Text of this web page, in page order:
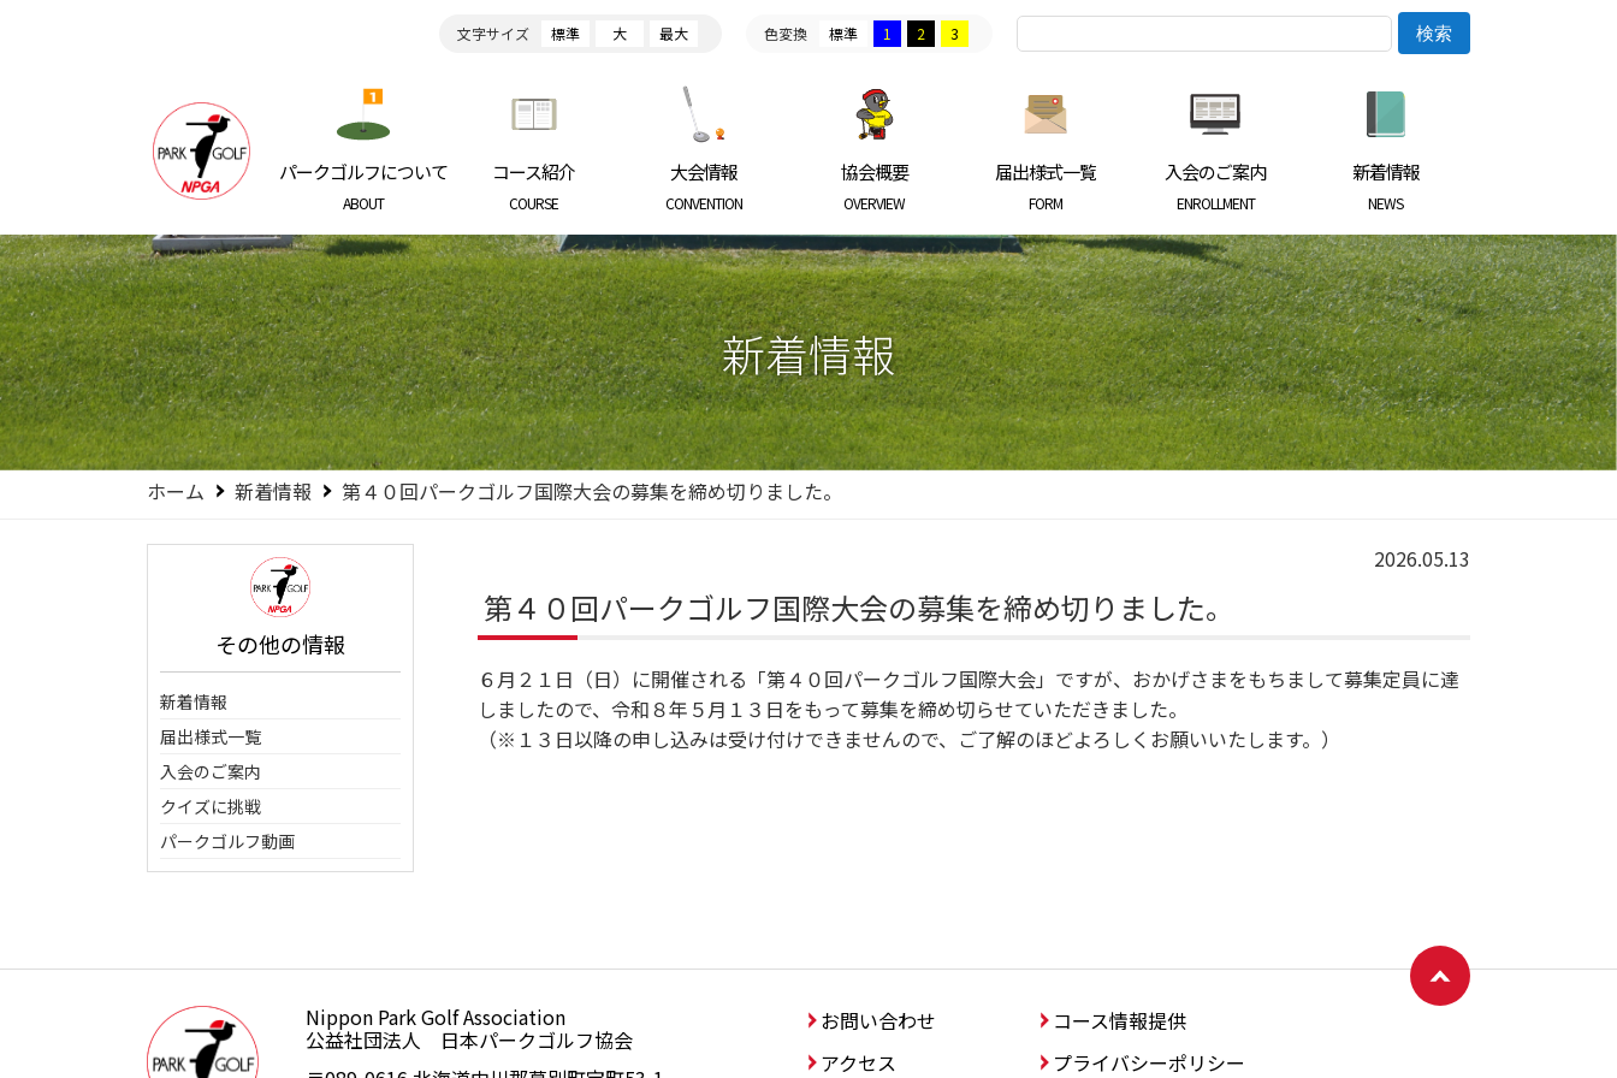
文字サイズ 標準 大 最大 色変換 標準 1 2 3
日本パークゴルフ協会 NIPPON PARKGOLF ASSOCIATION
パークゴルフについて
ABOUT
コース紹介
COURSE
大会情報
CONVENTION
協会概要
OVERVIEW
届出様式一覧
FORM
入会のご案内
ENROLLMENT
新着情報
NEWS
新着情報
ホーム 新着情報 第４０回パークゴルフ国際大会の募集を締め切りました。
その他の情報
新着情報
届出様式一覧
入会のご案内
クイズに挑戦
パークゴルフ動画
2026.05.13
第４０回パークゴルフ国際大会の募集を締め切りました。
６月２１日（日）に開催される「第４０回パークゴルフ国際大会」ですが、おかげさまをもちまして募集定員に達
しましたので、令和８年５月１３日をもって募集を締め切らせていただきました。
（※１３日以降の申し込みは受け付けできませんので、ご了解のほどよろしくお願いいたします。）
公益社団法人日本パークゴルフ協会
Nippon Park Golf Association
公益社団法人 日本パークゴルフ協会
お問い合わせ
コース情報提供
アクセス
プライバシーポリシー